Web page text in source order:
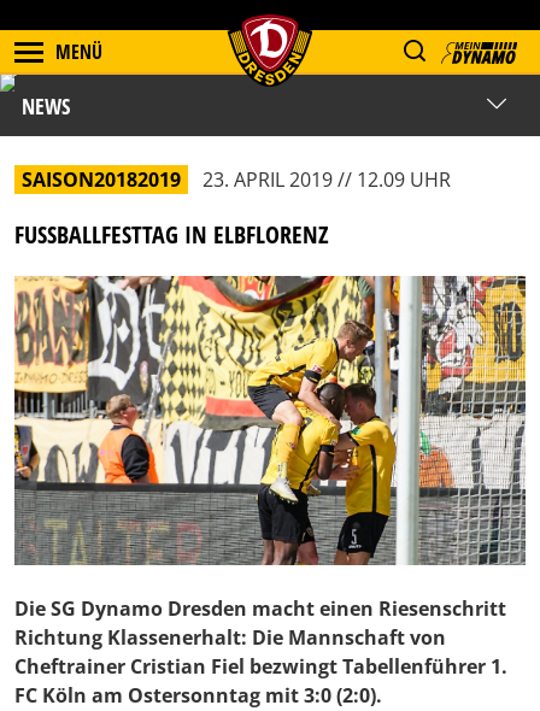
MENÜ
NEWS
SAISON20182019 23. APRIL 2019 // 12.09 UHR
FUSSBALLFESTTAG IN ELBFLORENZ
Die SG Dynamo Dresden macht einen Riesenschritt
Richtung Klassenerhalt: Die Mannschaft von
Cheftrainer Cristian Fiel bezwingt Tabellenführer 1.
FC Köln am Ostersonntag mit 3:0 (2:0).